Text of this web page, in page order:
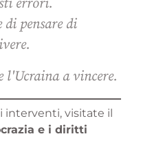
errori.
pensare di
l'Ucraina a vincere.
interventi, visitate il
e i diritti